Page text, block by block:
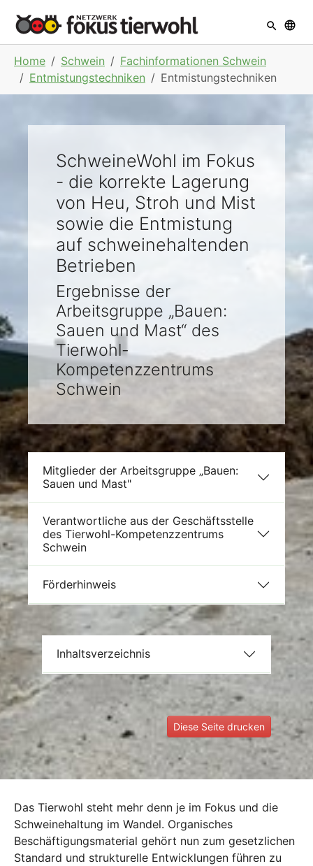
Home Schwein
Fachinformationen Schwein
Entmistungstechniken
Entmistungstechniken
SchweineWohl im Fokus
- die korrekte Lagerung
von Heu, Stroh und Mist
sowie die Entmistung
auf schweinehaltenden
Betrieben
Ergebnisse der
Arbeitsgruppe „Bauen:
Sauen und Mast“ des
Tierwohl-
Kompetenzzentrums
Schwein
Mitglieder der Arbeitsgruppe „Bauen:
Sauen und Mast"
Verantwortliche aus der Geschäftsstelle
des Tierwohl-Kompetenzzentrums
Schwein
Förderhinweis
Inhaltsverzeichnis
Diese Seite drucken
Das Tierwohl steht mehr denn je im Fokus und die
Schweinehaltung im Wandel. Organisches
Beschäftigungsmaterial gehört nun zum gesetzlichen
Standard und strukturelle Entwicklungen führen zu